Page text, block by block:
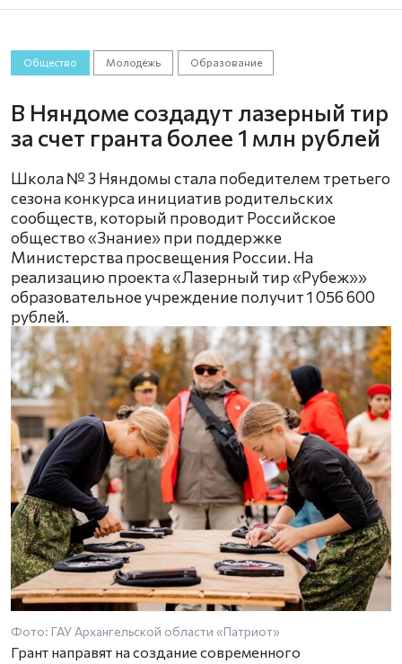
Общество Молодёжь Образование
В Няндоме создадут лазерный тир
за счет гранта более 1 млн рублей
Школа № 3 Няндомы стала победителем третьего
сезона конкурса инициатив родительских
сообществ, который проводит Российское
общество «Знание» при поддержке
Министерства просвещения России. На
реализацию проекта «Лазерный тир «Рубеж»»
образовательное учреждение получит 1 056 600
рублей.
Фото: ГАУ Архангельской области «Патриот»
Грант направят на создание современного